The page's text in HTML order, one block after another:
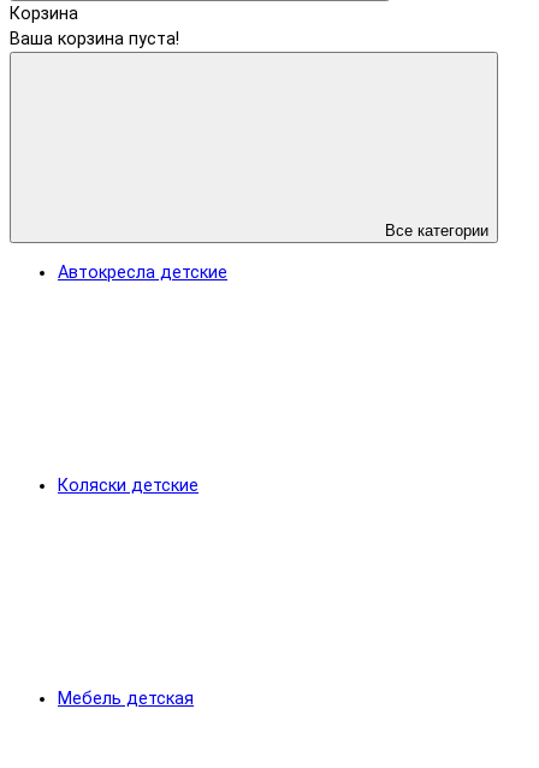
Корзина
Ваша корзина пуста!
Все категории
Автокресла детские
Коляски детские
Мебель детская